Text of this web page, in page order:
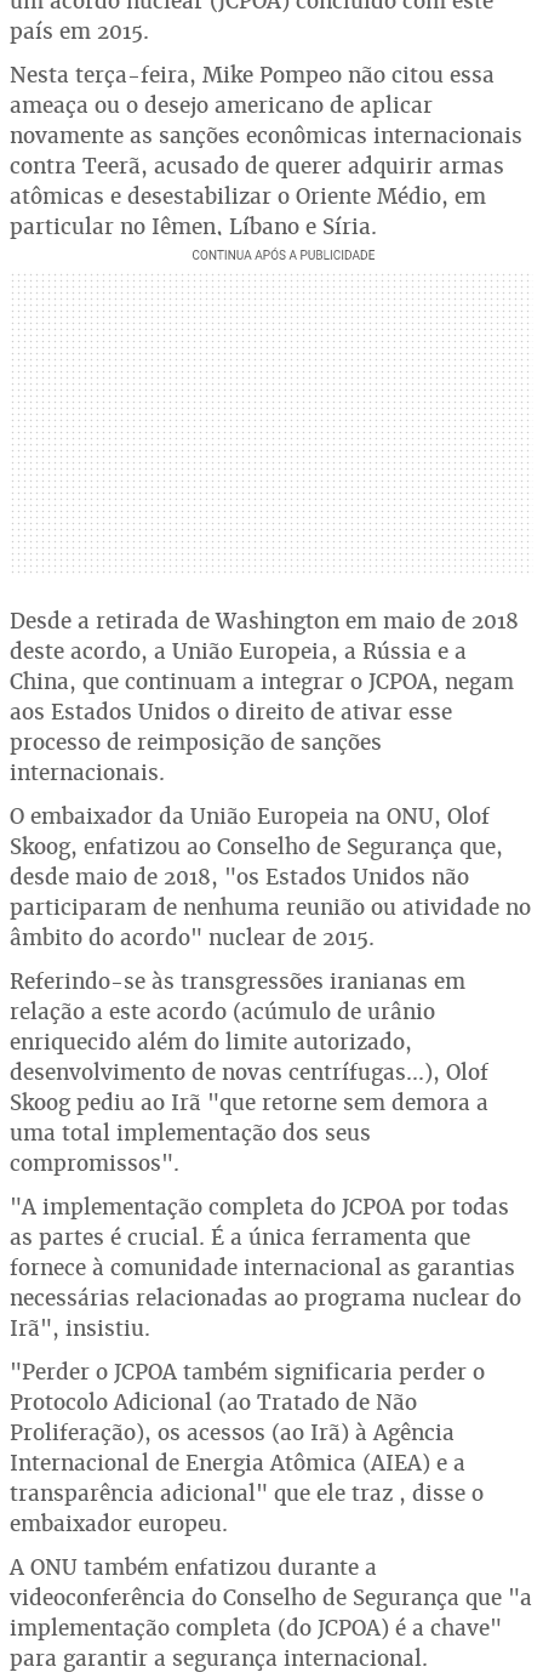
país em 2015.
Nesta terça-feira, Mike Pompeo não citou essa
ameaça ou o desejo americano de aplicar
novamente as sanções econômicas internacionais
contra Teerã, acusado de querer adquirir armas
atômicas e desestabilizar o Oriente Médio, em
particular no Iêmen, Líbano e Síria.
Desde a retirada de Washington em maio de 2018
deste acordo, a União Europeia, a Rússia e a
China, que continuam a integrar o JCPOA, negam
aos Estados Unidos o direito de ativar esse
processo de reimposição de sanções
internacionais.
O embaixador da União Europeia na ONU, Olof
Skoog, enfatizou ao Conselho de Segurança que,
desde maio de 2018, "os Estados Unidos não
participaram de nenhuma reunião ou atividade no
âmbito do acordo" nuclear de 2015.
Referindo-se às transgressões iranianas em
relação a este acordo (acúmulo de urânio
enriquecido além do limite autorizado,
desenvolvimento de novas centrífugas...), Olof
Skoog pediu ao Irã "que retorne sem demora a
uma total implementação dos seus
compromissos".
"A implementação completa do JCPOA por todas
as partes é crucial. É a única ferramenta que
fornece à comunidade internacional as garantias
necessárias relacionadas ao programa nuclear do
Irã", insistiu.
"Perder o JCPOA também significaria perder o
Protocolo Adicional (ao Tratado de Não
Proliferação), os acessos (ao Irã) à Agência
Internacional de Energia Atômica (AIEA) e a
transparência adicional" que ele traz , disse o
embaixador europeu.
A ONU também enfatizou durante a
videoconferência do Conselho de Segurança que "a
implementação completa (do JCPOA) é a chave"
para garantir a segurança internacional.